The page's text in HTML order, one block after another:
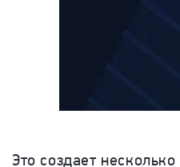
Это создает